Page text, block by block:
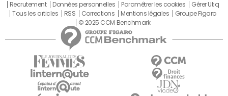
Recrutement
Données personnelles Paramétrer les cookies
Gérer Utiq
Tous les articles
RSS Corrections Mentions légales
Groupe Figaro
© 2025 CCM Benchmark